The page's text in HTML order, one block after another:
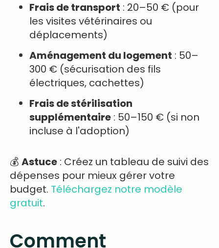
Frais de transport : 20–50 € (pour
les visites vétérinaires ou
déplacements)
Aménagement du logement : 50–
300 € (sécurisation des fils
électriques, cachettes)
Frais de stérilisation
supplémentaire : 50–150 € (si non
incluse à l'adoption)
💰 Astuce : Créez un tableau de suivi des
dépenses pour mieux gérer votre
budget. Téléchargez notre modèle
gratuit.
Comment